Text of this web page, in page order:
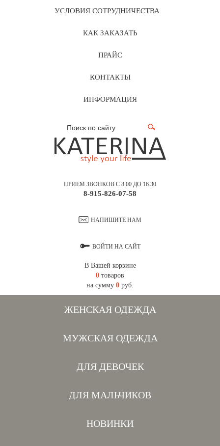
УСЛОВИЯ СОТРУДНИЧЕСТВА
КАК ЗАКАЗАТЬ
ПРАЙС
КОНТАКТЫ
ИНФОРМАЦИЯ
ПРИЕМ ЗВОНКОВ С 8.00 ДО 16.30
8-915-826-07-58
НАПИШИТЕ НАМ
ВОЙТИ НА САЙТ
В Вашей корзине
0 товаров
на сумму 0 руб.
ЖЕНСКАЯ ОДЕЖДА
МУЖСКАЯ ОДЕЖДА
ДЛЯ ДЕВОЧЕК
ДЛЯ МАЛЬЧИКОВ
НОВИНКИ